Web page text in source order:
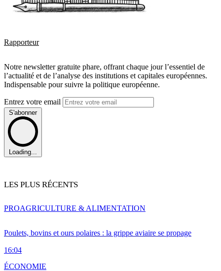
Rapporteur
Notre newsletter gratuite phare, offrant chaque jour l’essentiel de
l’actualité et de l’analyse des institutions et capitales européennes.
Indispensable pour suivre la politique européenne.
Entrez votre email
S'abonner
Loading...
LES PLUS RÉCENTS
Poulets, bovins et ours polaires : la grippe aviaire se propage
16:04
PROAGRICULTURE & ALIMENTATION
ÉCONOMIE